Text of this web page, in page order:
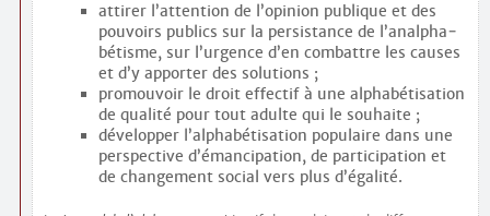
attirer l’attention de l’opinion publique et des
pouvoirs publics sur la persistance de l’analpha­
bétisme, sur l’urgence d’en combattre les causes
et d’y apporter des solutions ;
promouvoir le droit effectif à une alphabétisation
de qualité pour tout adulte qui le souhaite ;
développer l’alphabétisation populaire dans une
perspective d’émancipation, de participation et
de changement social vers plus d’égalité.